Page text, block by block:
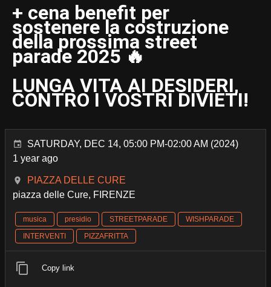
+ cena benefit per
sostenere la costruzione
della prossima street
parade 2025 🔥
LUNGA VITA AI DESIDERI,
CONTRO I VOSTRI DIVIETI!
SATURDAY, DEC 14, 05:00 PM-02:00 AM (2024)
1 year ago
PIAZZA DELLE CURE
piazza delle Cure, FIRENZE
musica presidio STREETPARADE
WISHPARADE
INTERVENTI
PIZZAFRITTA
Copy link